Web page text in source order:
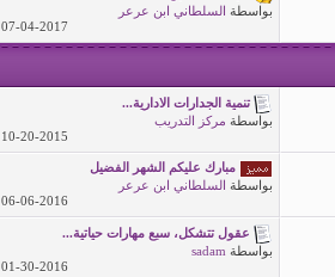
بواسطة السلطاني ابن عرعر
07-04-2017
تنمية الجدارات الادارية...
بواسطة مركز التدريب
10-20-2015
مبارك عليكم الشهر الفضيل
بواسطة السلطاني ابن عرعر
06-06-2016
عقول تتشكل، سبع مهارات حياتية...
بواسطة sadam
01-30-2016